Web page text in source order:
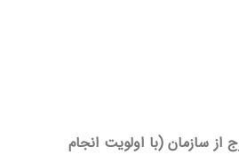
سازمان (با اولویت انجام